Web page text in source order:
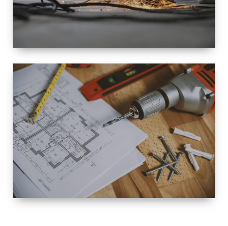
ESPACE
RÉNOVATION
INTÉRIEURE ET
EXTÉRIEURE